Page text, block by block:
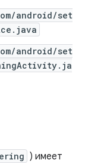
android/set
android/set
) имеет